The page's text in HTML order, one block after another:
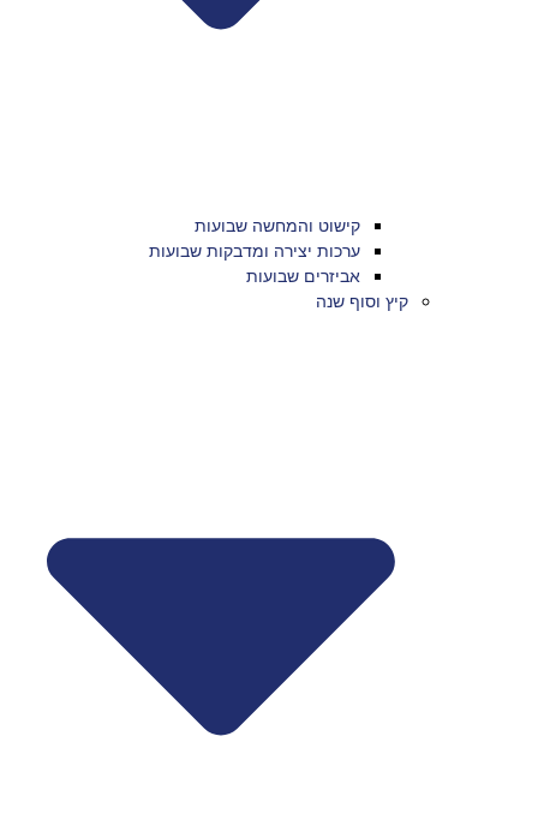
קישוט והמחשה שבועות
ערכות יצירה ומדבקות שבועות
אביזרים שבועות
קיץ וסוף שנה